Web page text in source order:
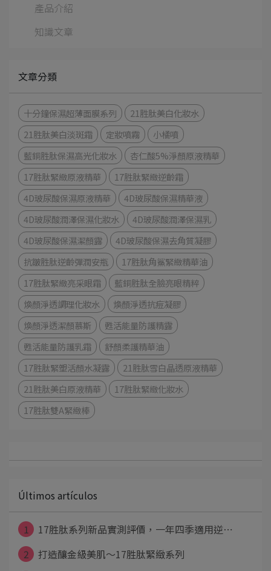
產品介紹
知識文章
文章分類
十分鐘保濕超薄面膜系列
21胜肽美白化妝水
21胜肽美白淡斑霜
定妝噴霧
小橘噴
藍銅胜肽保濕高光化妝水
杏仁酸5%淨顏原液精華
17胜肽緊緻原液精華
17胜肽緊緻逆齡霜
4D玻尿酸保濕原液精華
4D玻尿酸保濕精華液
4D玻尿酸潤澤保濕化妝水
4D玻尿酸潤澤保濕乳
4D玻尿酸保濕潔顏露
4D玻尿酸保濕去角質凝膠
抗皺胜肽逆齡彈潤安瓶
17胜肽角鯊緊緻精華油
17胜肽緊緻亮采眼霜
藍銅胜肽全臉亮眼精粹
煥顏淨透調理化妝水
煥顏淨透抗痘凝膠
煥顏淨透潔顏慕斯
甦活能量防護精露
甦活能量防護乳霜
舒顏柔護精華油
17胜肽緊塑活顏水凝露
21胜肽雪白晶透原液精華
21胜肽美白原液精華
17胜肽緊緻化妝水
17胜肽雙A緊緻棒
Últimos artículos
1
17胜肽系列新品實測評價，一年四季適用逆⋯
2
打造釀金級美肌～17胜肽緊緻系列